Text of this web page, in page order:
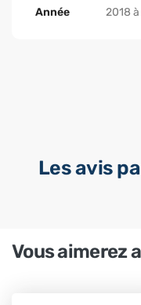
Année 2018
Les avis
Vous aimerez